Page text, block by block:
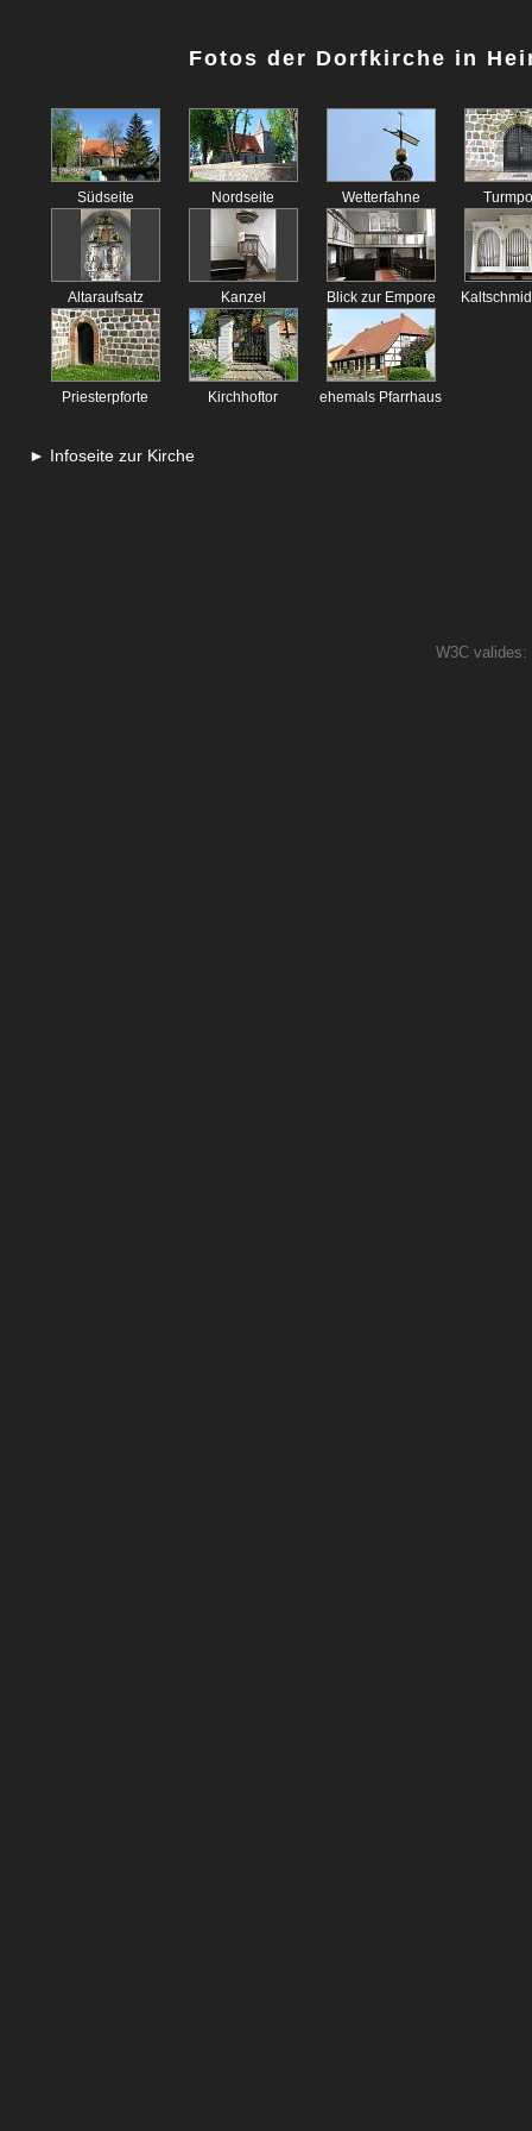
Fotos der Dorfkirche in
Südseite Nordseite Wetterfahne
Altaraufsatz Kanzel Blick zur Empore
Priesterpforte Kirchhoftor ehemals Pfarrhaus
► Infoseite zur Kirche
W3C valides: